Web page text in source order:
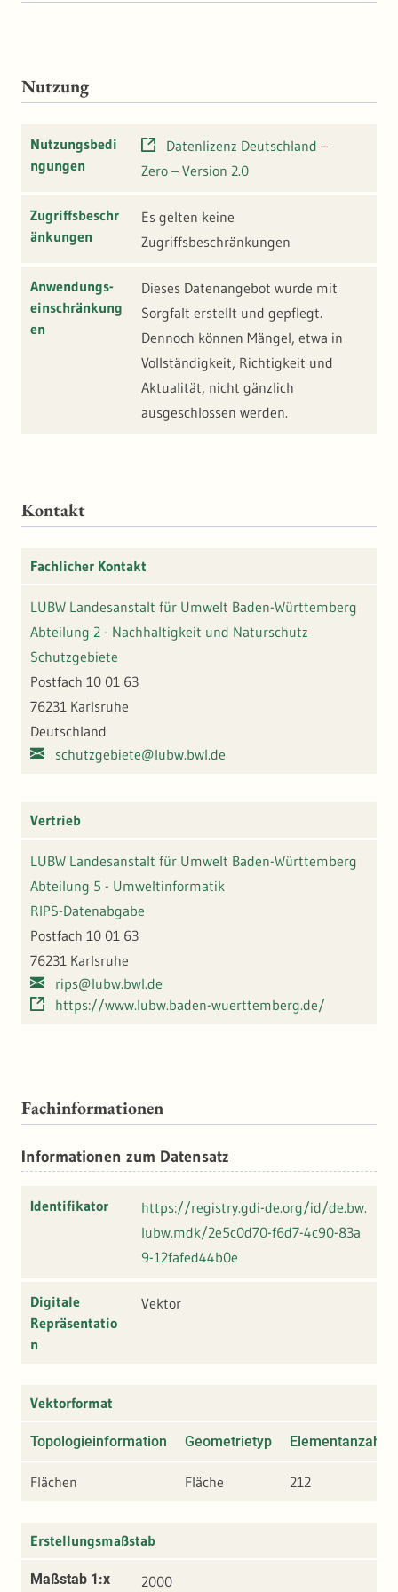
Nutzung
Nutzungsbedi
ngungen
Datenlizenz Deutschland –
Zero – Version 2.0
Zugriffsbeschr
änkungen
Es gelten keine
Zugriffsbeschränkungen
Anwendungs-
einschränkung
en
Dieses Datenangebot wurde mit
Sorgfalt erstellt und gepflegt.
Dennoch können Mängel, etwa in
Vollständigkeit, Richtigkeit und
Aktualität, nicht gänzlich
ausgeschlossen werden.
Kontakt
Fachlicher Kontakt
LUBW Landesanstalt für Umwelt Baden-Württemberg
Abteilung 2 - Nachhaltigkeit und Naturschutz
Schutzgebiete
Postfach 10 01 63
76231 Karlsruhe
Deutschland
schutzgebiete@lubw.bwl.de
Vertrieb
LUBW Landesanstalt für Umwelt Baden-Württemberg
Abteilung 5 - Umweltinformatik
RIPS-Datenabgabe
Postfach 10 01 63
76231 Karlsruhe
rips@lubw.bwl.de
https://www.lubw.baden-wuerttemberg.de/
Fachinformationen
Informationen zum Datensatz
Identifikator
https://registry.gdi-de.org/id/de.bw.
lubw.mdk/2e5c0d70-f6d7-4c90-83a
9-12fafed44b0e
Digitale
Repräsentatio
n
Vektor
Vektorformat
Topologieinformation Geometrietyp Elementanzahl
Flächen Fläche 212
Erstellungsmaßstab
Maßstab 1:x 2000